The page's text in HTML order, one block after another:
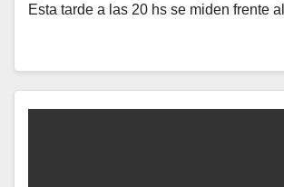
Esta tarde a las 20 hs se miden frente